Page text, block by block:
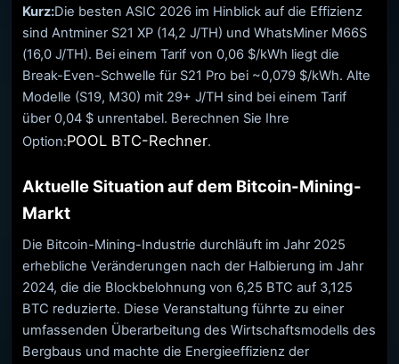
Kurz:Die besten ASIC 2026 im Hinblick auf die Effizienz
sind Antminer S21 XP (14,2 J/TH) und WhatsMiner M66S
(16,0 J/TH). Bei einem Tarif von 0,06 $/kWh liegt die
Break-Even-Schwelle für S21 Pro bei ~0,079 $/kWh. Alte
Modelle (S19, M30) mit 29+ J/TH sind bei einem Tarif
über 0,04 $ unrentabel. Berechnen Sie Ihre
Option:POOL BTC-Rechner.
Aktuelle Situation auf dem Bitcoin-Mining-
Markt
Die Bitcoin-Mining-Industrie durchläuft im Jahr 2025
erhebliche Veränderungen nach der Halbierung im Jahr
2024, die die Blockbelohnung von 6,25 BTC auf 3,125
BTC reduzierte. Diese Veranstaltung führte zu einer
umfassenden Überarbeitung des Wirtschaftsmodells des
Bergbaus und machte die Energieeffizienz der